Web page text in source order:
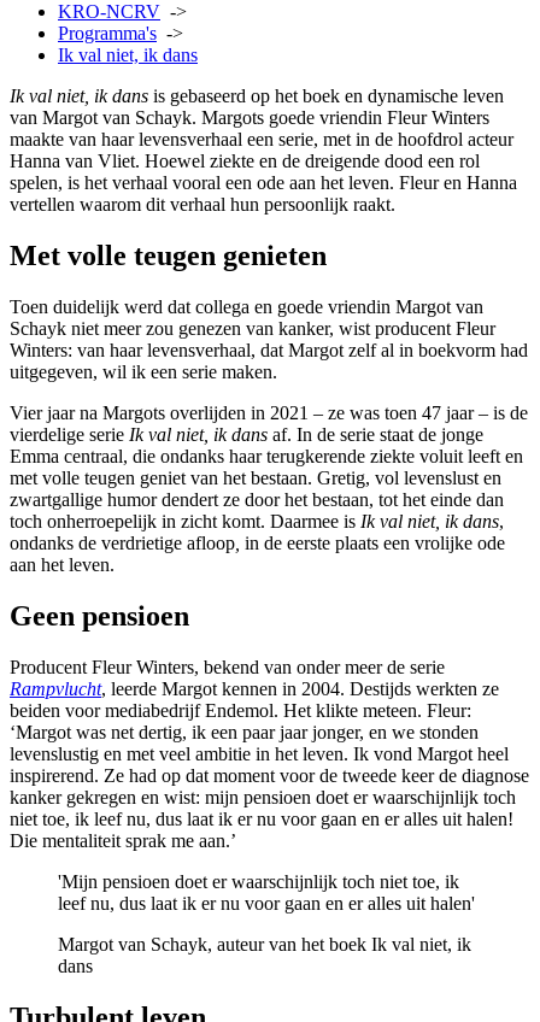
KRO-NCRV ->
Programma's ->
Ik val niet, ik dans
Ik val niet, ik dans is gebaseerd op het boek en dynamische leven
van Margot van Schayk. Margots goede vriendin Fleur Winters
maakte van haar levensverhaal een serie, met in de hoofdrol acteur
Hanna van Vliet. Hoewel ziekte en de dreigende dood een rol
spelen, is het verhaal vooral een ode aan het leven. Fleur en Hanna
vertellen waarom dit verhaal hun persoonlijk raakt.
Met volle teugen genieten
Toen duidelijk werd dat collega en goede vriendin Margot van
Schayk niet meer zou genezen van kanker, wist producent Fleur
Winters: van haar levensverhaal, dat Margot zelf al in boekvorm had
uitgegeven, wil ik een serie maken.
Vier jaar na Margots overlijden in 2021 – ze was toen 47 jaar – is de
vierdelige serie Ik val niet, ik dans af. In de serie staat de jonge
Emma centraal, die ondanks haar terugkerende ziekte voluit leeft en
met volle teugen geniet van het bestaan. Gretig, vol levenslust en
zwartgallige humor dendert ze door het bestaan, tot het einde dan
toch onherroepelijk in zicht komt. Daarmee is Ik val niet, ik dans,
ondanks de verdrietige afloop in de eerste plaats een vrolijke ode
aan het leven.
Geen pensioen
Producent Fleur Winters, bekend van onder meer de serie
Rampvlucht, leerde Margot kennen in 2004. Destijds werkten ze
beiden voor mediabedrijf Endemol. Het klikte meteen. Fleur:
‘Margot was net dertig, ik een paar jaar jonger, en we stonden
levenslustig en met veel ambitie in het leven. Ik vond Margot heel
inspirerend. Ze had op dat moment voor de tweede keer de diagnose
kanker gekregen en wist: mijn pensioen doet er waarschijnlijk toch
niet toe, ik leef nu, dus laat ik er nu voor gaan en er alles uit halen!
Die mentaliteit sprak me aan.’
'Mijn pensioen doet er waarschijnlijk toch niet toe, ik
leef nu, dus laat ik er nu voor gaan en er alles uit halen'
Margot van Schayk, auteur van het boek Ik val niet, ik
dans